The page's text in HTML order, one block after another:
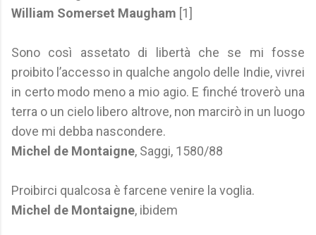
William Somerset Maugham [1]
Sono così assetato di libertà che se mi fosse
proibito l’accesso in qualche angolo delle Indie, vivrei
in certo modo meno a mio agio. E finché troverò una
terra o un cielo libero altrove, non marcirò in un luogo
dove mi debba nascondere.
Michel de Montaigne, Saggi, 1580/88
Proibirci qualcosa è farcene venire la voglia.
Michel de Montaigne, ibidem